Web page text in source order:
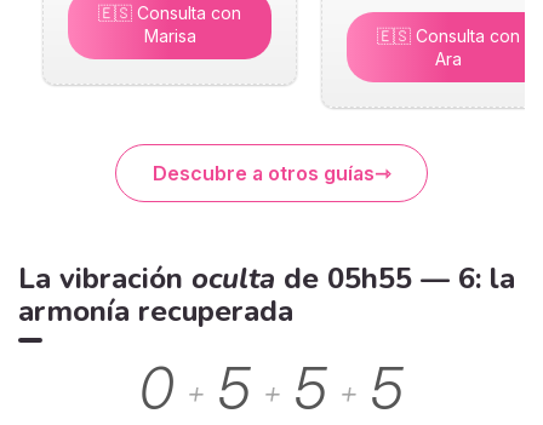
🇪🇸 Consulta con
Marisa
🇪🇸 Consulta con
Ara
Descubre a otros guías
La vibración oculta de 05h55 — 6: la
armonía recuperada
0 + 5 + 5 + 5